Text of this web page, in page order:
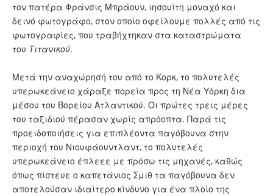
τον πατέρα Φράνσις Μπράουν, ιησουίτη μοναχό και
δεινό φωτογράφο, στον οποίο οφείλουμε πολλές από τις
φωτογραφίες, που τραβήχτηκαν στα καταστρώματα
του Τιτανικού.
Μετά την αναχώρησή του από το Κορκ, το πολυτελές
υπερωκεάνειο χάραξε πορεία προς τη Νέα Υόρκη δια
μέσου του Βορείου Ατλαντικού. Οι πρώτες τρεις μέρες
του ταξιδιού πέρασαν χωρίς απρόοπτα. Παρά τις
προειδοποιήσεις για επιπλέοντα παγόβουνα στην
περιοχή του Νιουφάουντλαντ, το πολυτελές
υπερωκεάνειο έπλεεε με πρόσω τις μηχανές, καθώς
όπως πίστευε ο καπετάνιος Σμιθ τα παγόβουνα δεν
αποτελούσαν ιδιαίτερο κίνδυνο για ένα πλοίο της